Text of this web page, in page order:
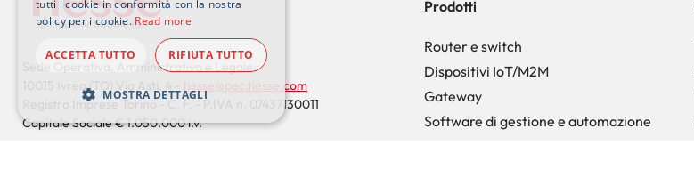
Sede Operativa, Amministrativa e Legale:
10015 Ivrea (TO) Via Asti, 4 -
tiesse@pec.tiesse.com
Registro Imprese Torino - C. F. - P.IVA n. 07437130011
Capitale Sociale € 1.050.000 i.v.
Prodotti
Router e switch
Dispositivi IoT/M2M
Gateway
Software di gestione e automazione
tutti i cookie in conformità con la nostra
policy per i cookie. Read more
ACCETTA TUTTO RIFIUTA TUTTO
MOSTRA DETTAGLI